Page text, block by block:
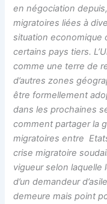
en négociation
migratoires liées à
situation economique
certains pays tiers.
comme une terre de
d’autres zones
être formellement
dans les prochaines
comment partager la
migratoires entre
crise migratoire
vigueur selon laquelle
d’un demandeur
demeure mais point